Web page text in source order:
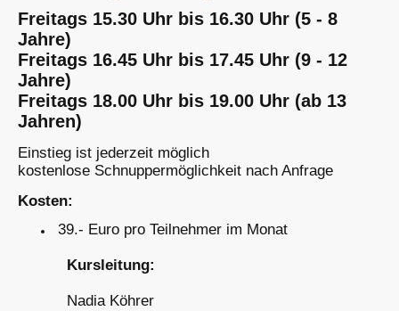
Freitags 15.30 Uhr bis 16.30 Uhr (5 - 8
Jahre)
Freitags 16.45 Uhr bis 17.45 Uhr (9 - 12
Jahre)
Freitags 18.00 Uhr bis 19.00 Uhr (ab 13
Jahren)
Einstieg ist jederzeit möglich
kostenlose Schnuppermöglichkeit nach Anfrage
Kosten:
39.- Euro pro Teilnehmer im Monat
Kursleitung:
Nadia Köhrer